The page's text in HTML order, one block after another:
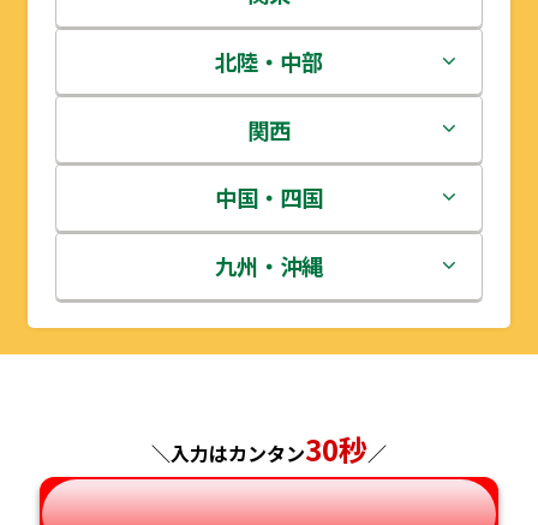
青森県
岩手県
宮城県
秋田県
山形県
茨城県
栃木県
群馬県
埼玉県
千葉県
神奈川県
北陸・中部
新潟県
富山県
石川県
福井県
長野県
関西
三重県
滋賀県
京都府
兵庫県
中国・四国
鳥取県
島根県
広島県
九州・沖縄
福岡県
長崎県
＼入力はカンタン30秒／